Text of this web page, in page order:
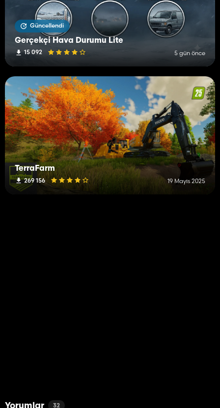
Güncellendi
Gerçekçi Hava Durumu Lite
15 092 5 gün önce
TerraFarm
269 156 19 Mayıs 2025
32